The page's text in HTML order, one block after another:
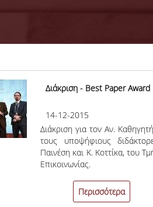
Διάκριση - Best Paper Award
14-12-2015
Διάκριση για τον Αν.
τους υποψήφιους
Παινέση και Κ. Κοττίκα, του
Επικοινωνίας.
Περισσότερα